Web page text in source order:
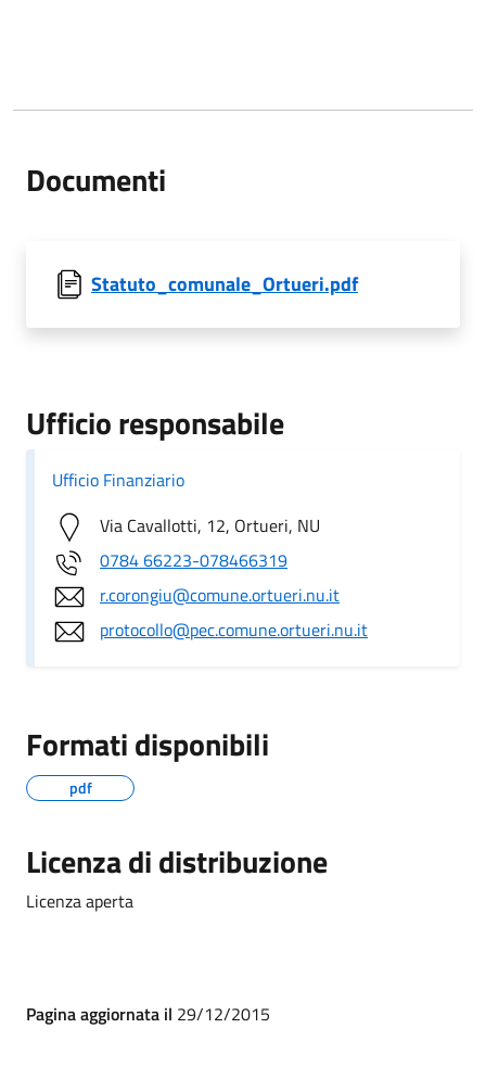
Documenti
Statuto_comunale_Ortueri.pdf
Ufficio responsabile
Ufficio Finanziario
Via Cavallotti, 12, Ortueri, NU
0784 66223-078466319
r.corongiu@comune.ortueri.nu.it
protocollo@pec.comune.ortueri.nu.it
Formati disponibili
pdf
Licenza di distribuzione
Licenza aperta
Pagina aggiornata il 29/12/2015